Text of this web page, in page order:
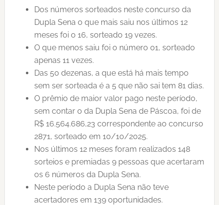
Dos números sorteados neste concurso da
Dupla Sena o que mais saiu nos últimos 12
meses foi o 16, sorteado 19 vezes.
O que menos saiu foi o número 01, sorteado
apenas 11 vezes.
Das 50 dezenas, a que está há mais tempo
sem ser sorteada é a 5 que não sai tem 81 dias.
O prêmio de maior valor pago neste período,
sem contar o da Dupla Sena de Páscoa, foi de
R$ 16.564.686,23 correspondente ao concurso
2871, sorteado em 10/10/2025.
Nos últimos 12 meses foram realizados 148
sorteios e premiadas 9 pessoas que acertaram
os 6 números da Dupla Sena.
Neste período a Dupla Sena não teve
acertadores em 139 oportunidades.